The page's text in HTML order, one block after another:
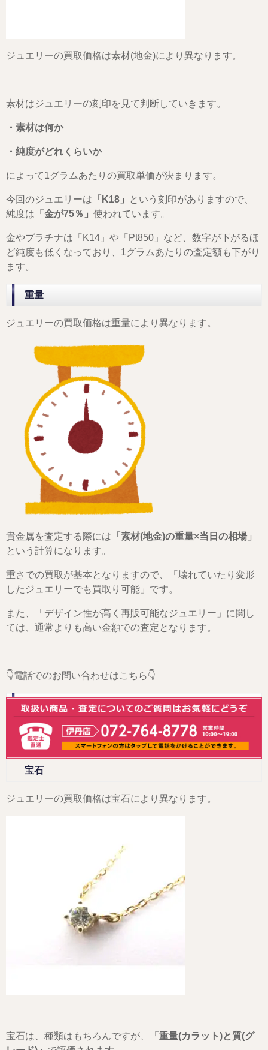
ジュエリーの買取価格は素材(地金)により異なります。
素材はジュエリーの刻印を見て判断していきます。
・素材は何か
・純度がどれくらいか
によって1グラムあたりの買取単価が決まります。
今回のジュエリーは 「K18」
という刻印がありますので、
純度は 「金が75％」 使われています。
金やプラチナは「K14」や「Pt850」など、数字が下がるほ
ど純度も低くなっており、1グラムあたりの査定額も下がり
ます。
重量
ジュエリーの買取価格は重量により異なります。
貴金属を査定する際には 「素材(地金)の重量×当日の相場」
という計算になります。
重さでの買取が基本となりますので、「壊れていたり変形
したジュエリーでも買取り可能」です。
また、「デザイン性が高く再販可能なジュエリー」に関し
ては、通常よりも高い金額での査定となります。
👇電話でのお問い合わせはこちら👇
宝石
ジュエリーの買取価格は宝石により異なります。
宝石は、種類はもちろんですが、
「重量(カラット)と質(グ